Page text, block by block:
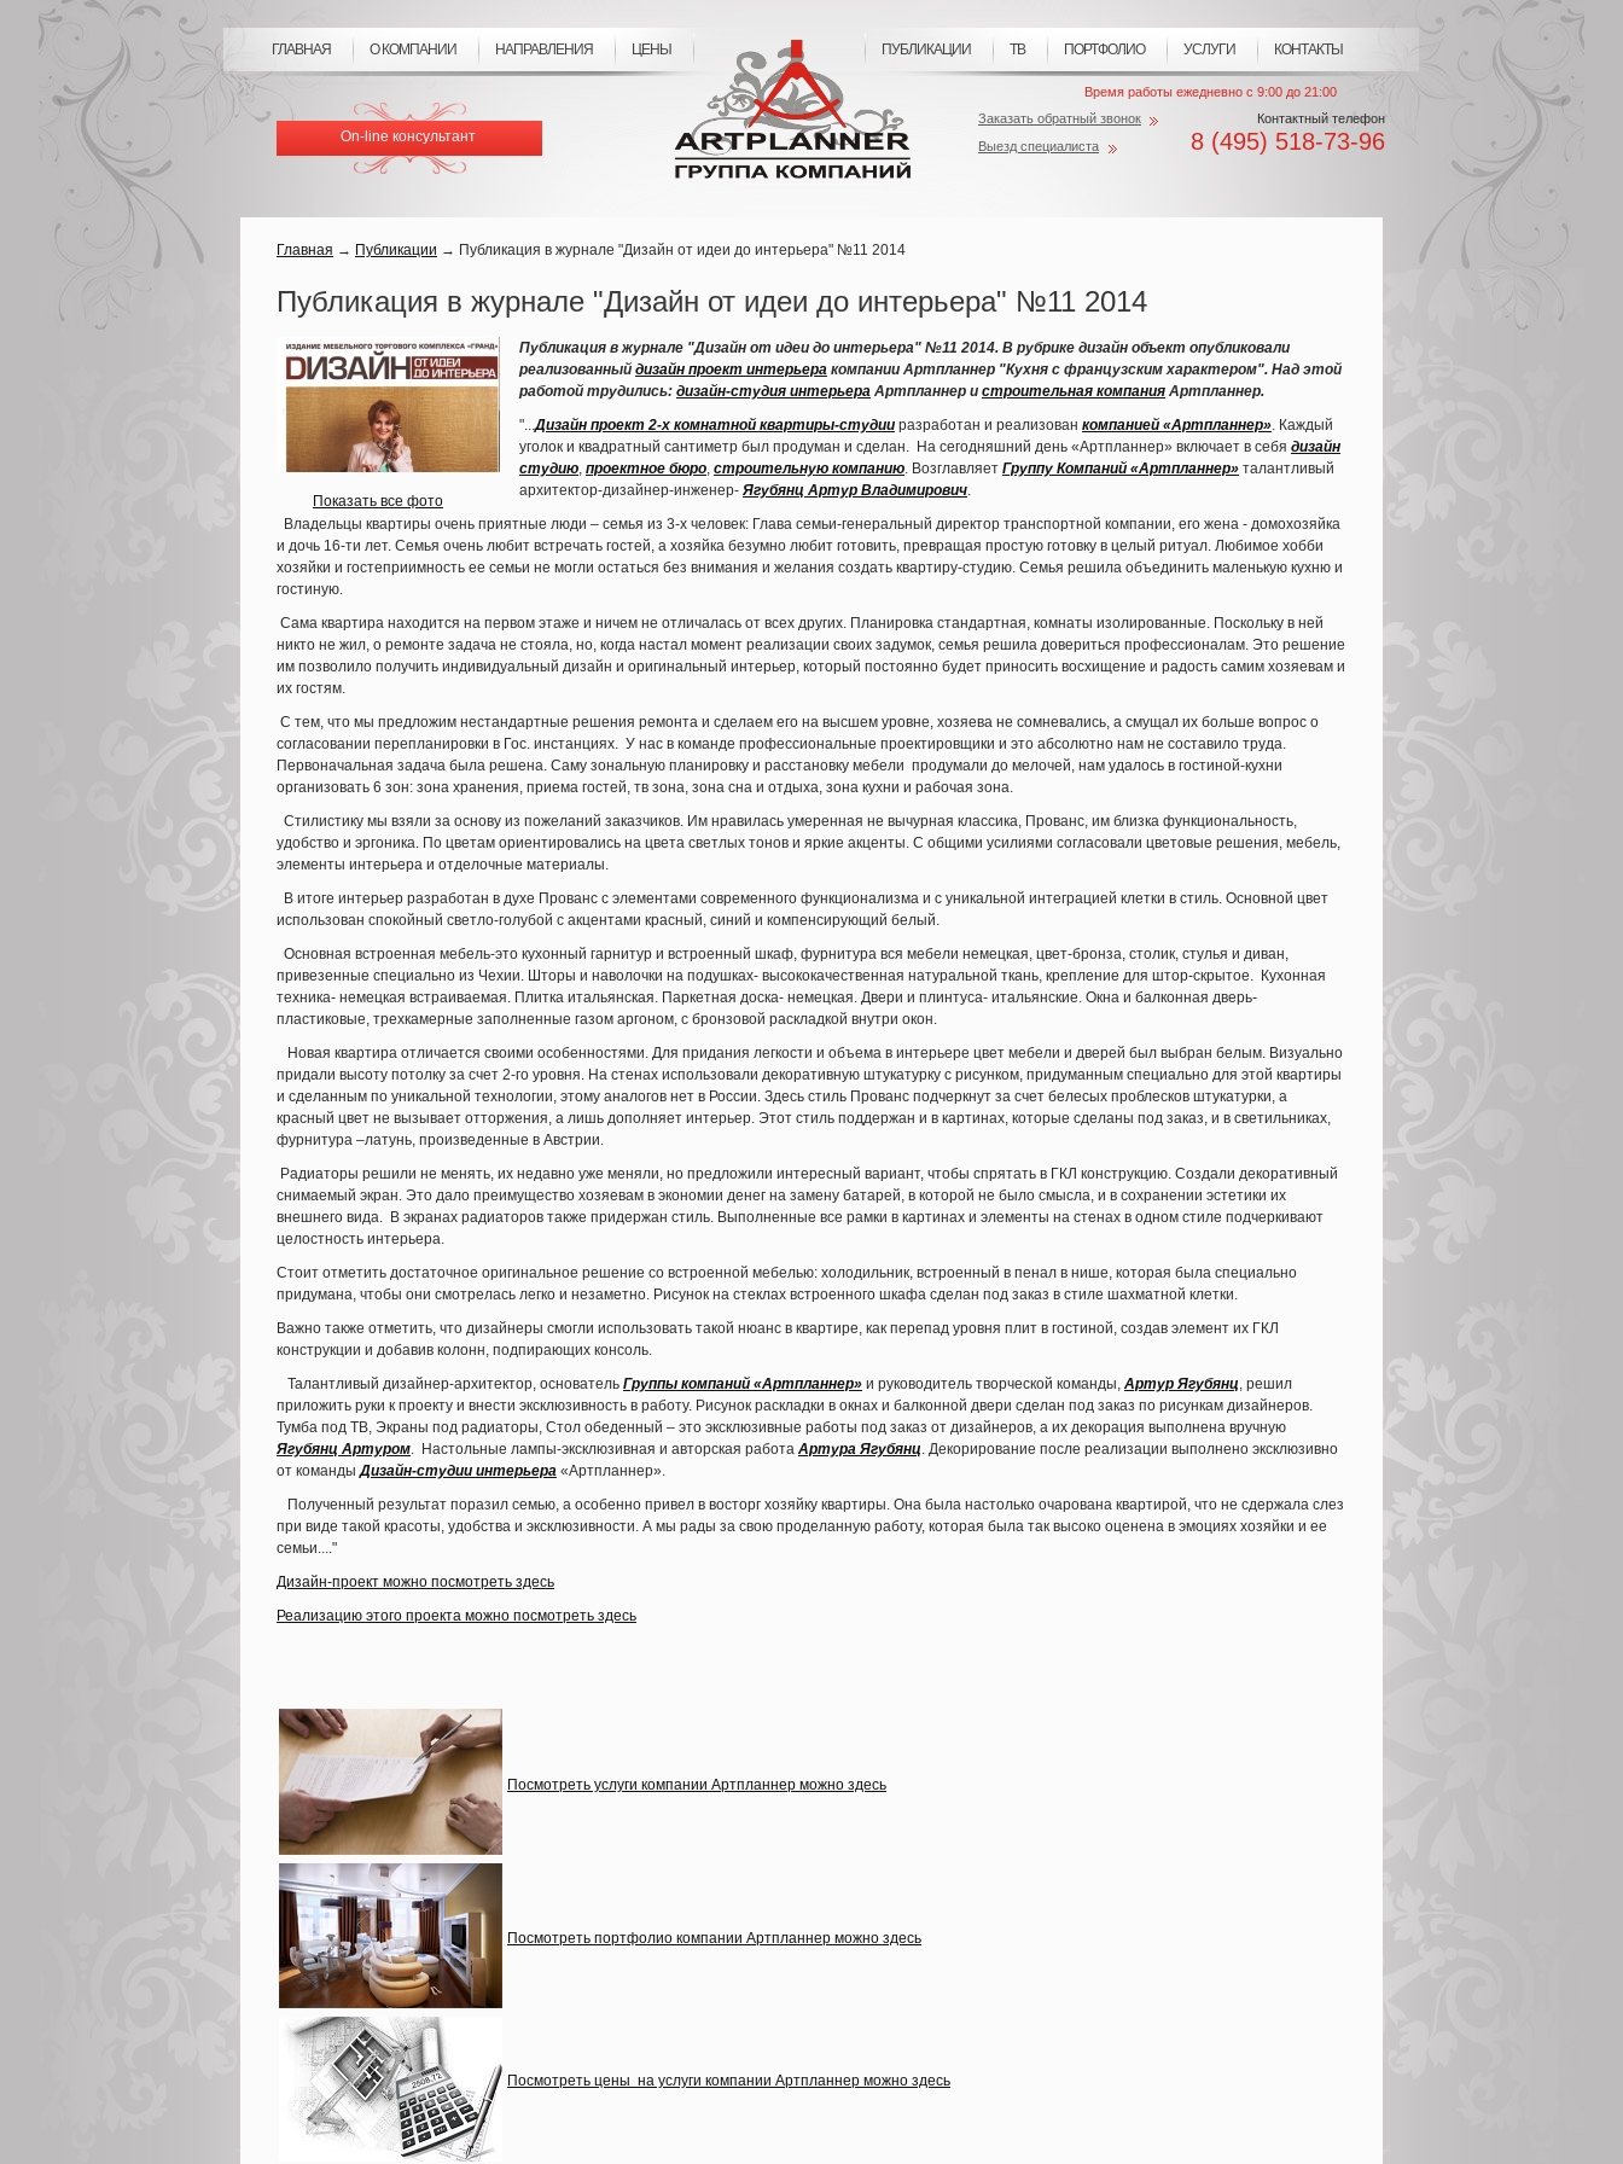
ГЛАВНАЯ О КОМПАНИИ НАПРАВЛЕНИЯ ЦЕНЫ ПУБЛИКАЦИИ ТВ ПОРТФОЛИО УСЛУГИ КОНТАКТЫ
On-line консультант
Время работы ежедневно с 9:00 до 21:00
Контактный телефон
8 (495) 518-73-96
Заказать обратный звонок
Выезд специалиста
Главная → Публикации → Публикация в журнале "Дизайн от идеи до интерьера" №11 2014
Публикация в журнале "Дизайн от идеи до интерьера" №11 2014
Показать все фото
Публикация в журнале "Дизайн от идеи до интерьера" №11 2014. В рубрике дизайн объект опубликовали
реализованный дизайн проект интерьера компании Артпланнер "Кухня с французским характером". Над этой
работой трудились: дизайн-студия интерьера Артпланнер и строительная компания Артпланнер.
"...Дизайн проект 2-х комнатной квартиры-студии разработан и реализован компанией «Артпланнер». Каждый
уголок и квадратный сантиметр был продуман и сделан. На сегодняшний день «Артпланнер» включает в себя дизайн
студию, проектное бюро, строительную компанию. Возглавляет Группу Компаний «Артпланнер» талантливый
архитектор-дизайнер-инженер- Ягубянц Артур Владимирович.
Владельцы квартиры очень приятные люди – семья из 3-х человек: Глава семьи-генеральный директор транспортной компании, его жена - домохозяйка
и дочь 16-ти лет. Семья очень любит встречать гостей, а хозяйка безумно любит готовить, превращая простую готовку в целый ритуал. Любимое хобби
хозяйки и гостеприимность ее семьи не могли остаться без внимания и желания создать квартиру-студию. Семья решила объединить маленькую кухню и
гостиную.
Сама квартира находится на первом этаже и ничем не отличалась от всех других. Планировка стандартная, комнаты изолированные. Поскольку в ней
никто не жил, о ремонте задача не стояла, но, когда настал момент реализации своих задумок, семья решила довериться профессионалам. Это решение
им позволило получить индивидуальный дизайн и оригинальный интерьер, который постоянно будет приносить восхищение и радость самим хозяевам и
их гостям.
С тем, что мы предложим нестандартные решения ремонта и сделаем его на высшем уровне, хозяева не сомневались, а смущал их больше вопрос о
согласовании перепланировки в Гос. инстанциях. У нас в команде профессиональные проектировщики и это абсолютно нам не составило труда.
Первоначальная задача была решена. Саму зональную планировку и расстановку мебели продумали до мелочей, нам удалось в гостиной-кухни
организовать 6 зон: зона хранения, приема гостей, тв зона, зона сна и отдыха, зона кухни и рабочая зона.
Стилистику мы взяли за основу из пожеланий заказчиков. Им нравилась умеренная не вычурная классика, Прованс, им близка функциональность,
удобство и эргоника. По цветам ориентировались на цвета светлых тонов и яркие акценты. С общими усилиями согласовали цветовые решения, мебель,
элементы интерьера и отделочные материалы.
В итоге интерьер разработан в духе Прованс с элементами современного функционализма и с уникальной интеграцией клетки в стиль. Основной цвет
использован спокойный светло-голубой с акцентами красный, синий и компенсирующий белый.
Основная встроенная мебель-это кухонный гарнитур и встроенный шкаф, фурнитура вся мебели немецкая, цвет-бронза, столик, стулья и диван,
привезенные специально из Чехии. Шторы и наволочки на подушках- высококачественная натуральной ткань, крепление для штор-скрытое. Кухонная
техника- немецкая встраиваемая. Плитка итальянская. Паркетная доска- немецкая. Двери и плинтуса- итальянские. Окна и балконная дверь-
пластиковые, трехкамерные заполненные газом аргоном, с бронзовой раскладкой внутри окон.
Новая квартира отличается своими особенностями. Для придания легкости и объема в интерьере цвет мебели и дверей был выбран белым. Визуально
придали высоту потолку за счет 2-го уровня. На стенах использовали декоративную штукатурку с рисунком, придуманным специально для этой квартиры
и сделанным по уникальной технологии, этому аналогов нет в России. Здесь стиль Прованс подчеркнут за счет белесых проблесков штукатурки, а
красный цвет не вызывает отторжения, а лишь дополняет интерьер. Этот стиль поддержан и в картинах, которые сделаны под заказ, и в светильниках,
фурнитура –латунь, произведенные в Австрии.
Радиаторы решили не менять, их недавно уже меняли, но предложили интересный вариант, чтобы спрятать в ГКЛ конструкцию. Создали декоративный
снимаемый экран. Это дало преимущество хозяевам в экономии денег на замену батарей, в которой не было смысла, и в сохранении эстетики их
внешнего вида. В экранах радиаторов также придержан стиль. Выполненные все рамки в картинах и элементы на стенах в одном стиле подчеркивают
целостность интерьера.
Стоит отметить достаточное оригинальное решение со встроенной мебелью: холодильник, встроенный в пенал в нише, которая была специально
придумана, чтобы они смотрелась легко и незаметно. Рисунок на стеклах встроенного шкафа сделан под заказ в стиле шахматной клетки.
Важно также отметить, что дизайнеры смогли использовать такой нюанс в квартире, как перепад уровня плит в гостиной, создав элемент их ГКЛ
конструкции и добавив колонн, подпирающих консоль.
Талантливый дизайнер-архитектор, основатель Группы компаний «Артпланнер» и руководитель творческой команды, Артур Ягубянц, решил
приложить руки к проекту и внести эксклюзивность в работу. Рисунок раскладки в окнах и балконной двери сделан под заказ по рисункам дизайнеров.
Тумба под ТВ, Экраны под радиаторы, Стол обеденный – это эксклюзивные работы под заказ от дизайнеров, а их декорация выполнена вручную
Ягубянц Артуром. Настольные лампы-эксклюзивная и авторская работа Артура Ягубянц. Декорирование после реализации выполнено эксклюзивно
от командыДизайн-студии интерьера «Артпланнер».
Полученный результат поразил семью, а особенно привел в восторг хозяйку квартиры. Она была настолько очарована квартирой, что не сдержала слез
при виде такой красоты, удобства и эксклюзивности. А мы рады за свою проделанную работу, которая была так высоко оценена в эмоциях хозяйки и ее
семьи...."
Дизайн-проект можно посмотреть здесь
Реализацию этого проекта можно посмотреть здесь
Посмотреть услуги компании Артпланнер можно здесь
Посмотреть портфолио компании Артпланнер можно здесь
Посмотреть цены на услуги компании Артпланнер можно здесь